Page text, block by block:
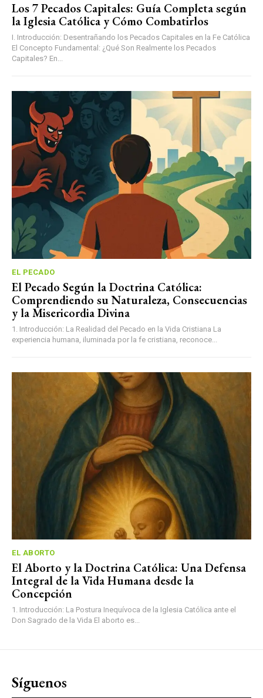
Los 7 Pecados Capitales: Guía Completa según
la Iglesia Católica y Cómo Combatirlos
I. Introducción: Desentrañando los Pecados Capitales en la Fe Católica
El Concepto Fundamental: ¿Qué Son Realmente los Pecados
Capitales? En...
EL PECADO
El Pecado Según la Doctrina Católica:
Comprendiendo su Naturaleza, Consecuencias
y la Misericordia Divina
1. Introducción: La Realidad del Pecado en la Vida Cristiana La
experiencia humana, iluminada por la fe cristiana, reconoce...
EL ABORTO
El Aborto y la Doctrina Católica: Una Defensa
Integral de la Vida Humana desde la
Concepción
1. Introducción: La Postura Inequívoca de la Iglesia Católica ante el
Don Sagrado de la Vida El aborto es...
Síguenos